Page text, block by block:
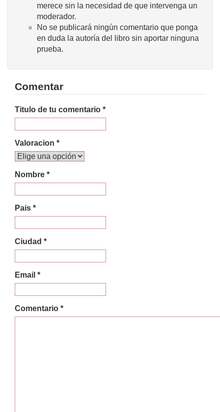
merece sin la necesidad de que intervenga un
moderador.
No se publicará ningún comentario que ponga
en duda la autoría del libro sin aportar ninguna
prueba.
Comentar
Titulo de tu comentario *
Valoracion *
Nombre *
Pais *
Ciudad *
Email *
Comentario *